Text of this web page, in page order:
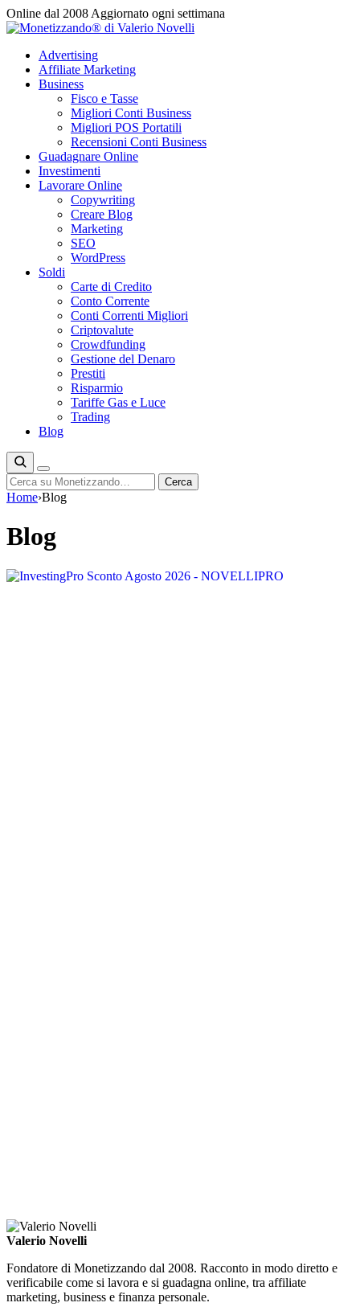
Vai
al
Online dal 2008 Aggiornato ogni settimana
Advertising
Affiliate Marketing
Business
Fisco e Tasse
Migliori Conti Business
Migliori POS Portatili
Recensioni Conti Business
Guadagnare Online
Investimenti
Lavorare Online
Copywriting
Creare Blog
Marketing
SEO
WordPress
Soldi
Carte di Credito
Conto Corrente
Conti Correnti Migliori
Criptovalute
Crowdfunding
Gestione del Denaro
Prestiti
Risparmio
Tariffe Gas e Luce
Trading
Blog
Cerca Cerca
Home›Blog
Blog
Valerio Novelli
Fondatore di Monetizzando dal 2008. Racconto in modo diretto e
verificabile come si lavora e si guadagna online, tra affiliate
marketing, business e finanza personale.